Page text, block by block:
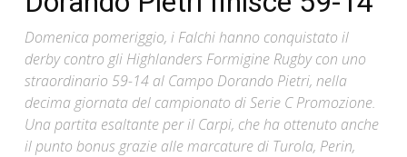
Domenica pomeriggio, i Falchi hanno conquistato il
derby contro gli Highlanders Formigine Rugby con uno
straordinario 59-14 al Campo Dorando Pietri, nella
decima giornata del campionato di Serie C Promozione.
Una partita esaltante per il Carpi, che ha ottenuto anche
il punto bonus grazie alle marcature di Turola, Perin,